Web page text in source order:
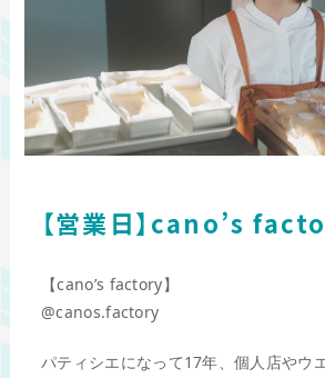
【営業日】cano’s
【cano’s factory】
@canos.factory
パティシエになって17年、個人店やウ